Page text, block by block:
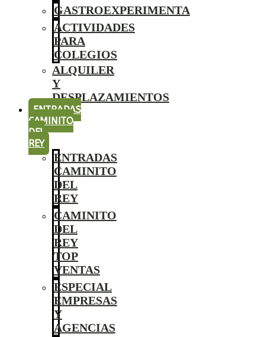
GASTROEXPERIMENTA
ACTIVIDADES
PARA
COLEGIOS
ALQUILER
Y
DESPLAZAMIENTOS
ENTRADAS
CAMINITO
DEL
REY
ENTRADAS
CAMINITO
DEL
REY
CAMINITO
DEL
REY
TOP
VENTAS
ESPECIAL
EMPRESAS
Y
AGENCIAS